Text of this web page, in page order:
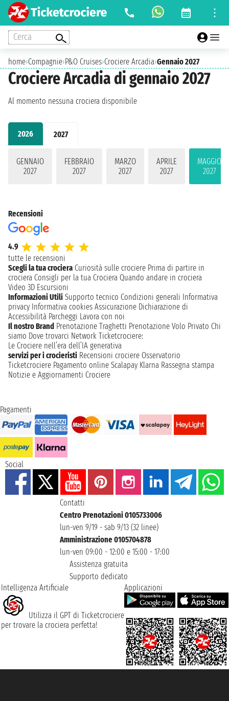
Cerca
home›Compagnie›P&O Cruises›Crociere Arcadia›Gennaio 2027
Crociere Arcadia di gennaio 2027
2026 2027
GENNAIO
2027
FEBBRAIO
2027
MARZO
2027
APRILE
2027
MAGGIO
2027
Al momento nessuna crociera disponibile
Recensioni
4.9
tutte le recensioni
Scegli la tua crociera Curiosità sulle crociere Prima di partire in
crociera Consigli per la tua Crociera Quando andare in crociera
Video 3D Escursioni
Informazioni Utili Supporto tecnico Condizioni generali Informativa
privacy Informativa cookies Assicurazione Dichiarazione di
Accessibilità Parcheggi Lavora con noi
Il nostro Brand Prenotazione Traghetti Prenotazione Volo Privato Chi
siamo Dove trovarci Network Ticketcrociere:
Le Crociere nell’era dell’IA generativa
servizi per i crocieristi Recensioni crociere Osservatorio
Ticketcrociere Pagamento online Scalapay Klarna Rassegna stampa
Notizie e Aggiornamenti Crociere
Pagamenti
Social
Contatti
Centro Prenotazioni 0105733006
lun-ven 9/19 - sab 9/13 (32 linee)
Amministrazione 0105704878
lun-ven 09:00 - 12:00 e 15:00 - 17:00
Assistenza gratuita
Supporto dedicato
Intelligenza Artificiale
Utilizza il GPT di Ticketcrociere
per trovare la crociera perfetta!
Applicazioni